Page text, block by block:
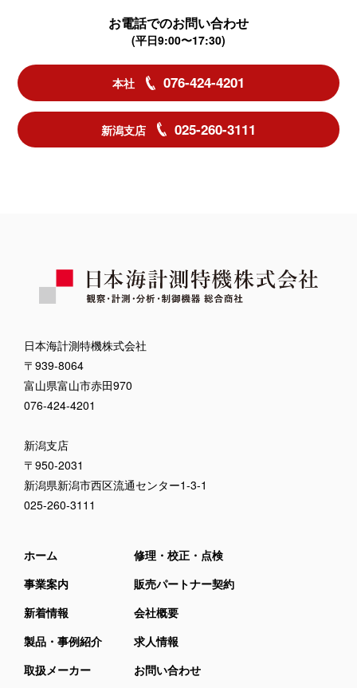
お電話でのお問い合わせ
(平日9:00〜17:30)
本社 076-424-4201
新潟支店 025-260-3111
日本海計測特機株式会社
〒939-8064
富山県富山市赤田970
076-424-4201
新潟支店
〒950-2031
新潟県新潟市西区流通センター1-3-1
025-260-3111
ホーム
事業案内
新着情報
製品・事例紹介
取扱メーカー
修理・校正・点検
販売パートナー契約
会社概要
求人情報
お問い合わせ